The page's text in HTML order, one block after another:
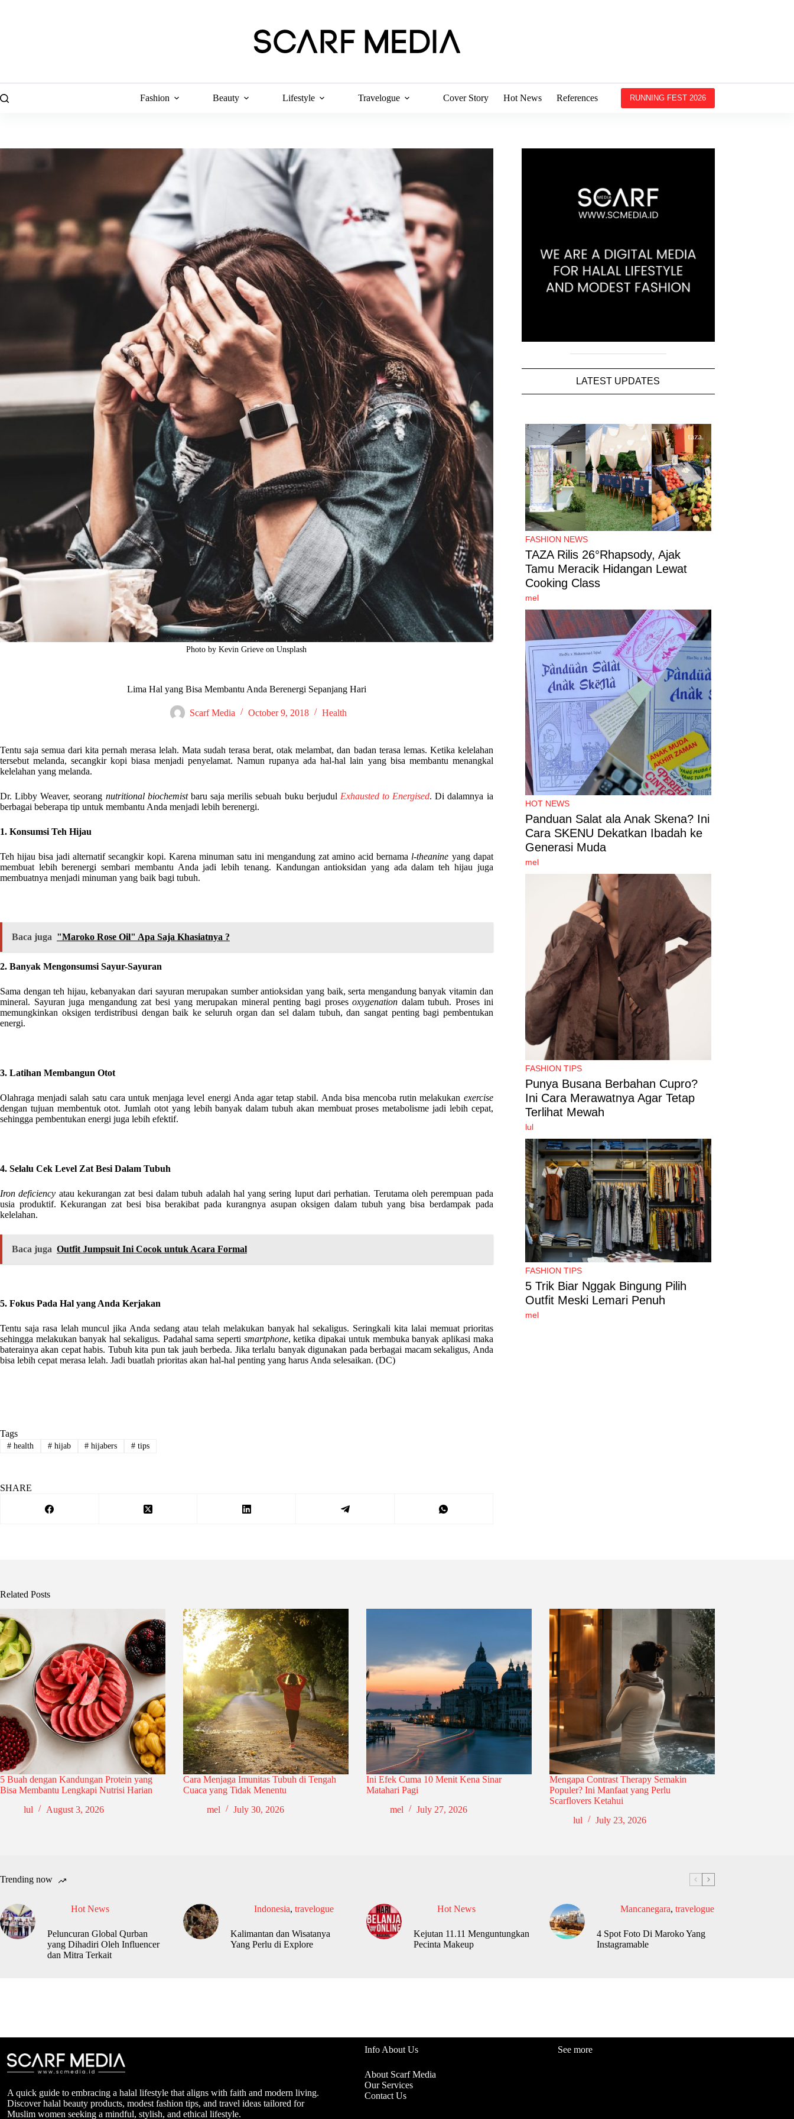
Fashion Beauty Lifestyle Travelogue Cover Story Hot News References RUNNING FEST 2026
Photo by Kevin Grieve on Unsplash
Lima Hal yang Bisa Membantu Anda Berenergi Sepanjang Hari
Scarf Media October 9, 2018 Health
Tentu saja semua dari kita pernah merasa lelah. Mata sudah terasa berat, otak melambat, dan badan terasa lemas. Ketika kelelahan
tersebut melanda, secangkir kopi biasa menjadi penyelamat. Namun rupanya ada hal-hal lain yang bisa membantu menangkal
kelelahan yang melanda.
Dr. Libby Weaver, seorang nutritional biochemistbaru saja merilis sebuah buku berjudul Exhausted to Energised. Di dalamnya ia
berbagai beberapa tip untuk membantu Anda menjadi lebih berenergi.
1. Konsumsi Teh Hijau
Teh hijau bisa jadi alternatif secangkir kopi. Karena minuman satu ini mengandung zat amino acid bernama l-theanine yang dapat
membuat lebih berenergi sembari membantu Anda jadi lebih tenang. Kandungan antioksidan yang ada dalam teh hijau juga
membuatnya menjadi minuman yang baik bagi tubuh.
Baca juga "Maroko Rose Oil" Apa Saja Khasiatnya ?
2. Banyak Mengonsumsi Sayur-Sayuran
Sama dengan teh hijau, kebanyakan dari sayuran merupakan sumber antioksidan yang baik, serta mengandung banyak vitamin dan
mineral. Sayuran juga mengandung zat besi yang merupakan mineral penting bagi prosesoxygenation dalam tubuh. Proses ini
memungkinkan oksigen terdistribusi dengan baik ke seluruh organ dan sel dalam tubuh, dan sangat penting bagi pembentukan
energi.
3. Latihan Membangun Otot
Olahraga menjadi salah satu cara untuk menjaga level energi Anda agar tetap stabil. Anda bisa mencoba rutin melakukan exercise
dengan tujuan membentuk otot. Jumlah otot yang lebih banyak dalam tubuh akan membuat proses metabolisme jadi lebih cepat,
sehingga pembentukan energi juga lebih efektif.
4. Selalu Cek Level Zat Besi Dalam Tubuh
Iron deficiency atau kekurangan zat besi dalam tubuh adalah hal yang sering luput dari perhatian. Terutama oleh perempuan pada
usia produktif. Kekurangan zat besi bisa berakibat pada kurangnya asupan oksigen dalam tubuh yang bisa berdampak pada
kelelahan.
Baca juga Outfit Jumpsuit Ini Cocok untuk Acara Formal
5. Fokus Pada Hal yang Anda Kerjakan
Tentu saja rasa lelah muncul jika Anda sedang atau telah melakukan banyak hal sekaligus. Seringkali kita lalai memuat prioritas
sehingga melakukan banyak hal sekaligus. Padahal sama seperti smartphone, ketika dipakai untuk membuka banyak aplikasi maka
baterainya akan cepat habis. Tubuh kita pun tak jauh berbeda. Jika terlalu banyak digunakan pada berbagai macam sekaligus, Anda
bisa lebih cepat merasa lelah. Jadi buatlah prioritas akan hal-hal penting yang harus Anda selesaikan. (DC)
Tags
#health #hijab # hijabers # tips
SHARE
LATEST UPDATES
FASHION NEWS
TAZA Rilis 26°Rhapsody, Ajak
Tamu Meracik Hidangan Lewat
Cooking Class
mel
HOT NEWS
Panduan Salat ala Anak Skena? Ini
Cara SKENU Dekatkan Ibadah ke
Generasi Muda
mel
FASHION TIPS
Punya Busana Berbahan Cupro?
Ini Cara Merawatnya Agar Tetap
Terlihat Mewah
lul
FASHION TIPS
5 Trik Biar Nggak Bingung Pilih
Outfit Meski Lemari Penuh
mel
Related Posts
5 Buah dengan Kandungan Protein yang
Bisa Membantu Lengkapi Nutrisi Harian
lul
August 3, 2026
Cara Menjaga Imunitas Tubuh di Tengah
Cuaca yang Tidak Menentu
mel
July 30, 2026
Ini Efek Cuma 10 Menit Kena Sinar
Matahari Pagi
mel
July 27, 2026
Mengapa Contrast Therapy Semakin
Populer? Ini Manfaat yang Perlu
Scarflovers Ketahui
lul
July 23, 2026
Trending now
Hot News
Peluncuran Global Qurban
yang Dihadiri Oleh Influencer
dan Mitra Terkait
Indonesia, travelogue
Kalimantan dan Wisatanya
Yang Perlu di Explore
Hot News
Kejutan 11.11 Menguntungkan
Pecinta Makeup
Mancanegara, travelogue
4 Spot Foto Di Maroko Yang
Instagramable
A quick guide to embracing a halal lifestyle that aligns with faith and modern living.
Discover halal beauty products, modest fashion tips, and travel ideas tailored for
Muslim women seeking a mindful, stylish, and ethical lifestyle.
Info About Us
About Scarf Media
Our Services
Contact Us
See more